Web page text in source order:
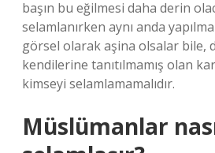
başın bu eğilmesi daha derin
selamlanırken aynı anda
görsel olarak aşina olsalar bile,
kendilerine tanıtılmamış olan
kimseyi selamlamamalıdır.
Müslümanlar